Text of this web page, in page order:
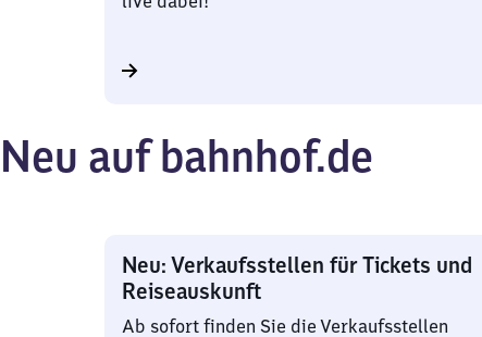
Neu auf bahnhof.de
Neu: Verkaufsstellen für Tickets und
Reiseauskunft
Ab sofort finden Sie die Verkaufsstellen